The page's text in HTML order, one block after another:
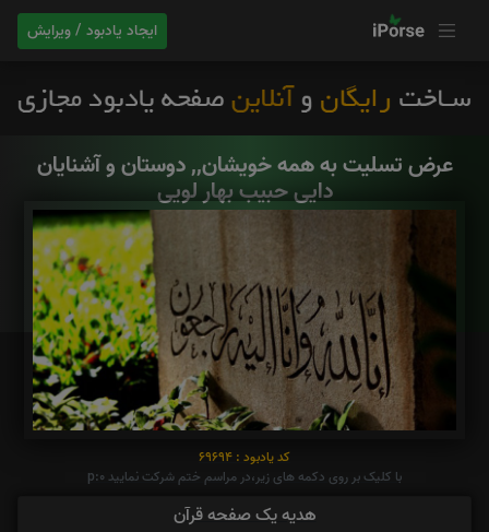
ایجاد یادبود / ویرایش
عرض تسلیت به همه خویشان,, دوستان و آشنایان
دایی حبیب بهار لویی
کد یادبود : 69694
با کلیک بر روی دکمه های زیر،در مراسم ختم شرکت نمایید p:0
هدیه یک صفحه قرآن